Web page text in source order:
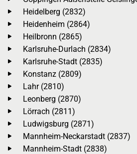
Heidelberg (2832)
Heidenheim (2864)
Heilbronn (2865)
Karlsruhe-Durlach (2834)
Karlsruhe-Stadt (2835)
Konstanz (2809)
Lahr (2810)
Leonberg (2870)
Lörrach (2811)
Ludwigsburg (2871)
Mannheim-Neckarstadt (2837)
Mannheim-Stadt (2838)